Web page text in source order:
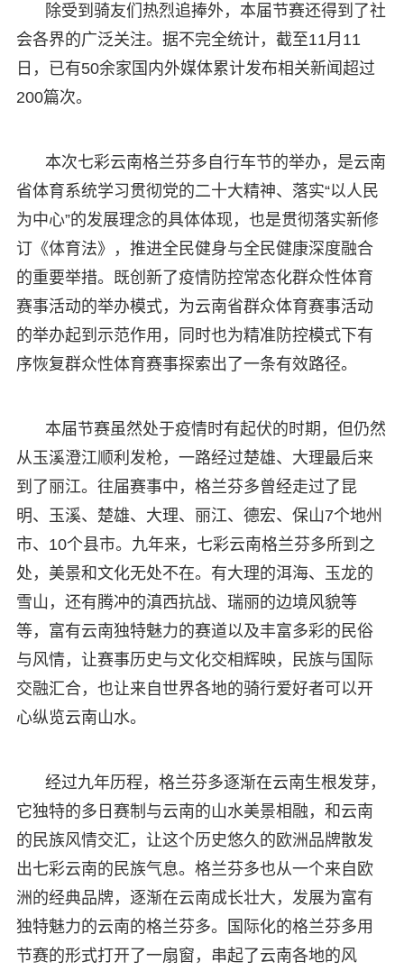
除受到骑友们热烈追捧外，本届节赛还得到了社
会各界的广泛关注。据不完全统计，截至11月11
日，已有50余家国内外媒体累计发布相关新闻超过
200篇次。
本次七彩云南格兰芬多自行车节的举办，是云南
省体育系统学习贯彻党的二十大精神、落实“以人民
为中心”的发展理念的具体体现，也是贯彻落实新修
订《体育法》，推进全民健身与全民健康深度融合
的重要举措。既创新了疫情防控常态化群众性体育
赛事活动的举办模式，为云南省群众体育赛事活动
的举办起到示范作用，同时也为精准防控模式下有
序恢复群众性体育赛事探索出了一条有效路径。
本届节赛虽然处于疫情时有起伏的时期，但仍然
从玉溪澄江顺利发枪，一路经过楚雄、大理最后来
到了丽江。往届赛事中，格兰芬多曾经走过了昆
明、玉溪、楚雄、大理、丽江、德宏、保山7个地州
市、10个县市。九年来，七彩云南格兰芬多所到之
处，美景和文化无处不在。有大理的洱海、玉龙的
雪山，还有腾冲的滇西抗战、瑞丽的边境风貌等
等，富有云南独特魅力的赛道以及丰富多彩的民俗
与风情，让赛事历史与文化交相辉映，民族与国际
交融汇合，也让来自世界各地的骑行爱好者可以开
心纵览云南山水。
经过九年历程，格兰芬多逐渐在云南生根发芽，
它独特的多日赛制与云南的山水美景相融，和云南
的民族风情交汇，让这个历史悠久的欧洲品牌散发
出七彩云南的民族气息。格兰芬多也从一个来自欧
洲的经典品牌，逐渐在云南成长壮大，发展为富有
独特魅力的云南的格兰芬多。国际化的格兰芬多用
节赛的形式打开了一扇窗，串起了云南各地的风